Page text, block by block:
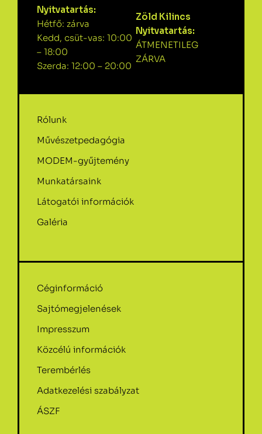
Nyitvatartás:
Hétfő: zárva
Kedd, csüt-vas: 10:00
– 18:00
Szerda: 12:00 – 20:00
Zöld Kilincs
Nyitvatartás:
ÁTMENETILEG
ZÁRVA
Rólunk
Művészetpedagógia
MODEM-gyűjtemény
Munkatársaink
Látogatói információk
Galéria
Céginformáció
Sajtómegjelenések
Impresszum
Közcélú információk
Terembérlés
Adatkezelési szabályzat
ÁSZF